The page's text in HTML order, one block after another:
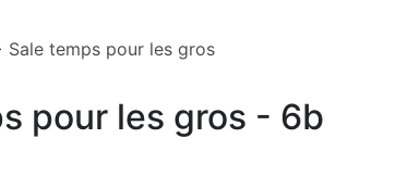
Sale temps pour les gros
pour les gros - 6b